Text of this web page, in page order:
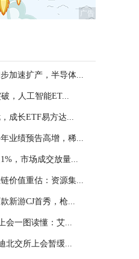
加速扩产，半导体...
，人工智能ET...
成长ETF易方达...
业绩预告高增，稀...
，市场成交放量...
价值重估：资源集...
新游CJ首秀，枪...
会一图读懂：艾...
北交所上会暂缓...